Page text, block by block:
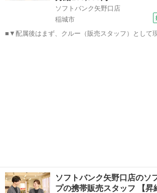
ソフトバンク矢野口店
稲城市
■▼配属後はまず、クルー（販売スタッフ）として
ソフトバンク矢野口店のソ
プの携帯販売スタッフ 【昇